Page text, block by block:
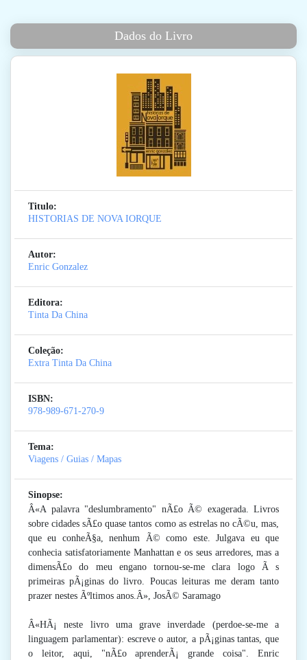
Dados do Livro
Titulo:
HISTORIAS DE NOVA IORQUE
Autor:
Enric Gonzalez
Editora:
Tinta Da China
Coleção:
Extra Tinta Da China
ISBN:
978-989-671-270-9
Tema:
Viagens / Guias / Mapas
Sinopse:
Â«A palavra "deslumbramento" nÃ£o Ã© exagerada. Livros
sobre cidades sÃ£o quase tantos como as estrelas no cÃ©u, mas,
que eu conheÃ§a, nenhum Ã© como este. Julgava eu que
conhecia satisfatoriamente Manhattan e os seus arredores, mas a
dimensÃ£o do meu engano tornou-se-me clara logo Ã s
primeiras pÃ¡ginas do livro. Poucas leituras me deram tanto
prazer nestes Ãºltimos anos.Â», JosÃ© Saramago
Â«HÃ¡ neste livro uma grave inverdade (perdoe-se-me a
linguagem parlamentar): escreve o autor, a pÃ¡ginas tantas, que
o leitor, aqui, "nÃ£o aprenderÃ¡ grande coisa". Enric